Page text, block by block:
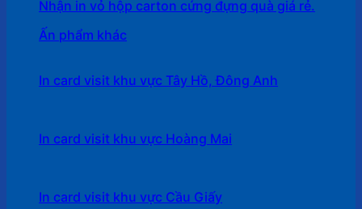
Nhận in vỏ hộp carton cứng đựng quà giá rẻ.
Ấn phẩm khác
In card visit khu vực Tây Hồ, Đông Anh
In card visit khu vực Hoàng Mai
In card visit khu vực Cầu Giấy